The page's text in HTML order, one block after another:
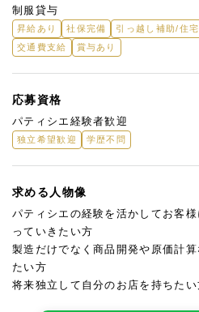
制服貸与
昇給あり 社保完備 引っ越し補助/住
交通費支給
賞与あり
応募資格
パティシエ経験者歓迎
独立希望歓迎 学歴不問
求める人物像
パティシエの経験を活かしてお客
っていきたい方
製造だけでなく商品開発や原価計
たい方
将来独立して自分のお店を持ちたい